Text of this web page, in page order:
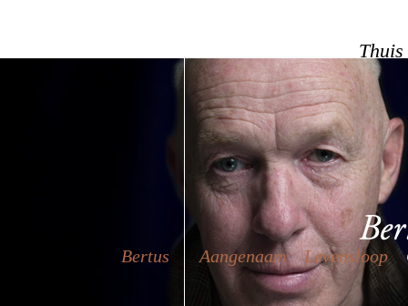
Thuis
Aangenaam Levensloop
Bertus